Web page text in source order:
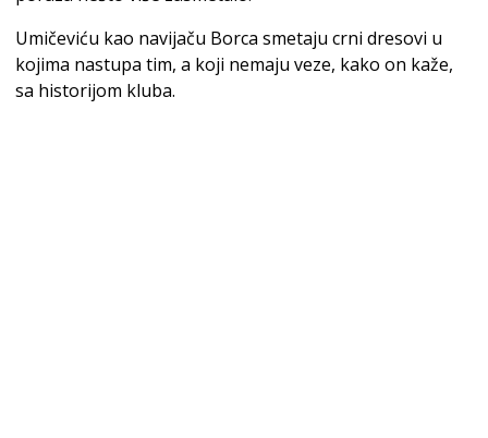
Umičeviću kao navijaču Borca smetaju crni dresovi u
kojima nastupa tim, a koji nemaju veze, kako on kaže,
sa historijom kluba.